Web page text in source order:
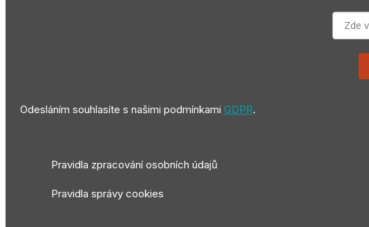
Odesláním souhlasíte s našimi podmínkami GDPR.
Pravidla zpracování osobních údajů
Pravidla správy cookies